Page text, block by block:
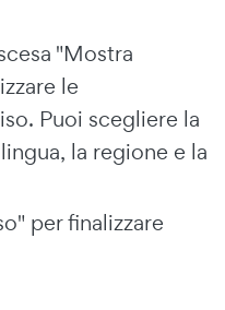
"Mostra
le
Puoi scegliere la
la regione e la
per finalizzare